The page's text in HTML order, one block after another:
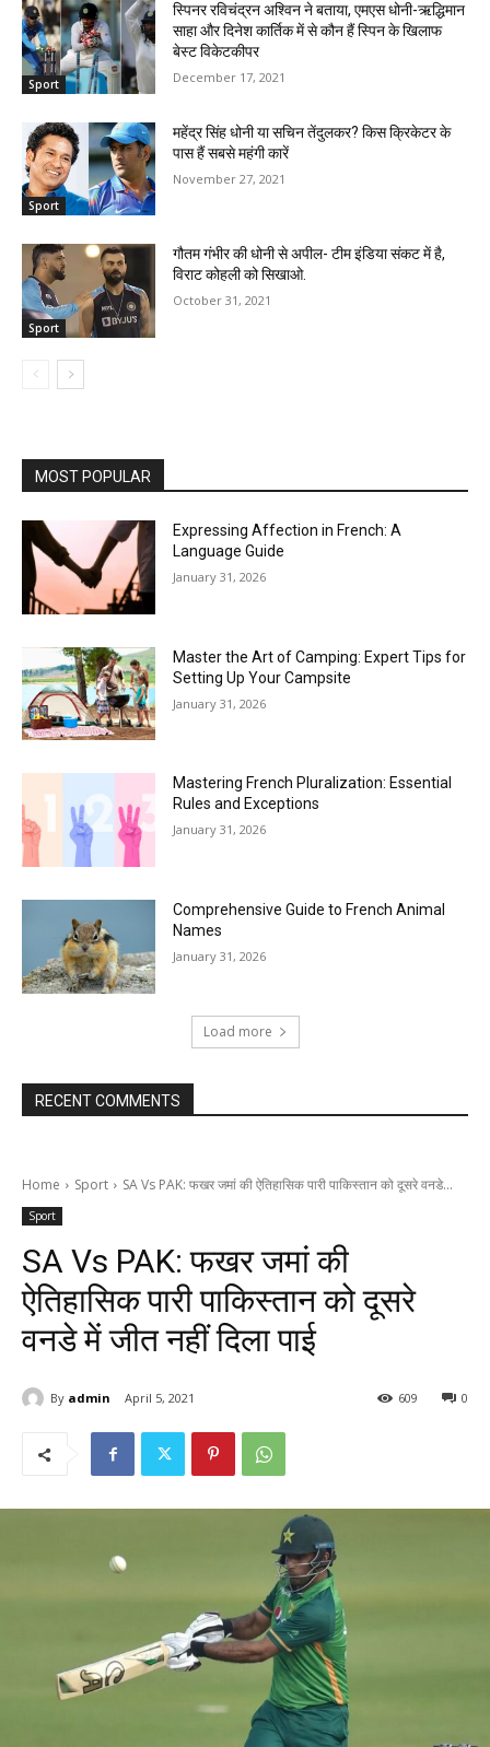
Sport
स्पिनर रविचंद्रन अश्विन ने बताया, एमएस धोनी-ऋद्धिमान
साहा और दिनेश कार्तिक में से कौन हैं स्पिन के खिलाफ
बेस्ट विकेटकीपर
December 17, 2021
Sport
महेंद्र सिंह धोनी या सचिन तेंदुलकर? किस क्रिकेटर के
पास हैं सबसे महंगी कारें
November 27, 2021
Sport
गौतम गंभीर की धोनी से अपील- टीम इंडिया संकट में है,
विराट कोहली को सिखाओ.
October 31, 2021
MOST POPULAR
Expressing Affection in French: A
Language Guide
January 31, 2026
Master the Art of Camping: Expert Tips for
Setting Up Your Campsite
January 31, 2026
Mastering French Pluralization: Essential
Rules and Exceptions
January 31, 2026
Comprehensive Guide to French Animal
Names
January 31, 2026
Load more
RECENT COMMENTS